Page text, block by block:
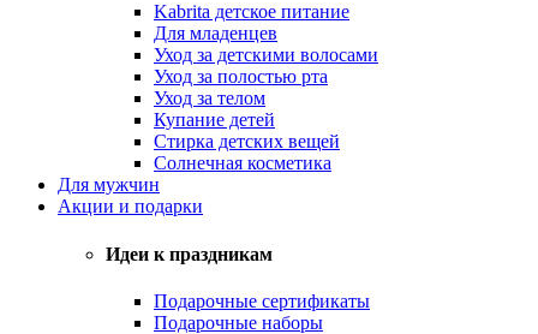
Kabrita детское питание
Для младенцев
Уход за детскими волосами
Уход за полостью рта
Уход за телом
Купание детей
Стирка детских вещей
Солнечная косметика
Для мужчин
Акции и подарки
Идеи к праздникам
Подарочные сертификаты
Подарочные наборы